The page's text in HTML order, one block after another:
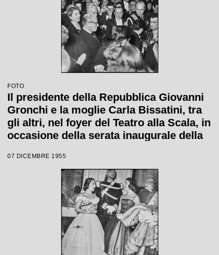
FOTO
Il presidente della Repubblica Giovanni
Gronchi e la moglie Carla Bissatini, tra
gli altri, nel foyer del Teatro alla Scala, in
occasione della serata inaugurale della
"Norma" di Vincenzo Bellini, diretta da
Antonino Votto, con la regia di
Margherita Wallmann
07 DICEMBRE 1955